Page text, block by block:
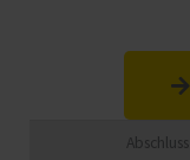
Abschluss